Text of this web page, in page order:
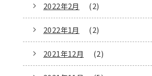
2022年2月 (2)
2022年1月 (2)
2021年12月 (2)